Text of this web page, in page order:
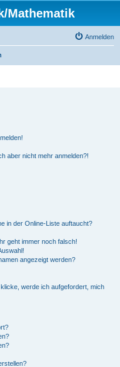
Mathematik
Anmelden
aber nicht mehr anmelden?!
in der Online-Liste auftaucht?
geht immer noch falsch!
angezeigt werden?
werde ich aufgefordert, mich